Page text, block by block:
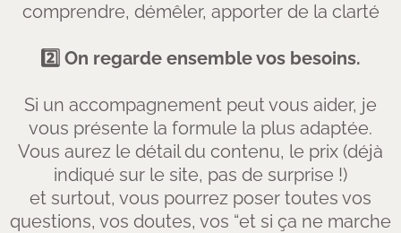
comprendre, démêler, apporter de la clarté
2️⃣ On regarde ensemble vos besoins.
Si un accompagnement peut vous aider, je
vous présente la formule la plus adaptée.
Vous aurez le détail du contenu, le prix (déjà
indiqué sur le site, pas de surprise !)
et surtout, vous pourrez poser toutes vos
questions, vos doutes, vos “et si ça ne marche